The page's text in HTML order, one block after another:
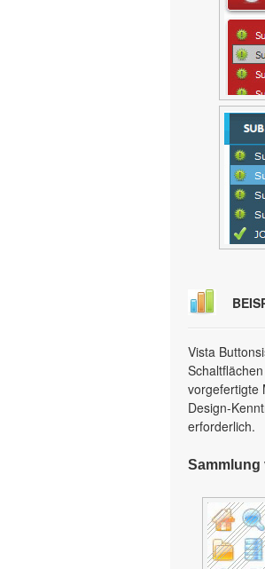
Vista
vorgefertigte
Design-
erforderlich.
Sammlung